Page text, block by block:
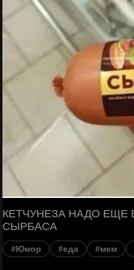
КЕТЧУНЕЗА НАДО ЕЩЕ
СЫРБАСА
#Юмор #еда #мем